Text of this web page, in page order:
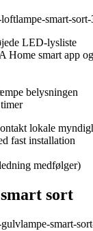
smart-
LED-lysliste
Home smart app
belysningen
lokale
fast installation
medfølger)
sort
smart-